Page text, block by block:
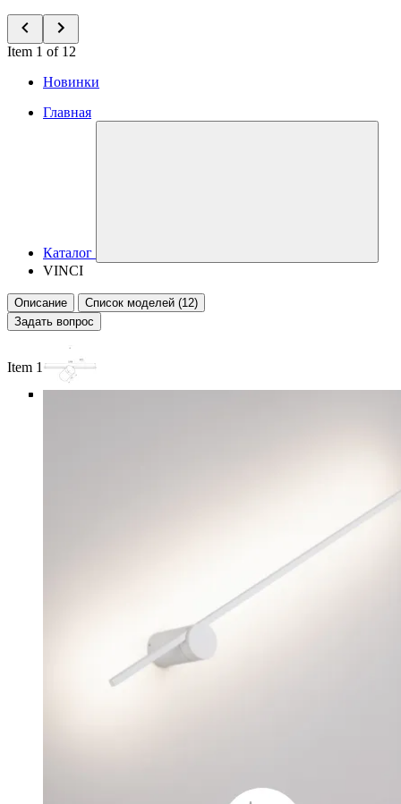
Item 1 of 12
Новинки
Главная
Каталог
VINCI
Описание
Список моделей (12)
Задать вопрос
Item 1 of 6